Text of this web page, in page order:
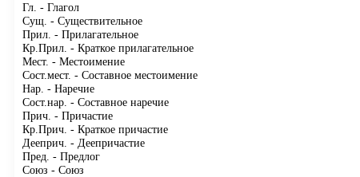
Гл. - Глагол
Сущ. - Существительное
Прил. - Прилагательное
Кр.Прил. - Краткое прилагательное
Мест. - Местоимение
Сост.мест. - Составное местоимение
Нар. - Наречие
Сост.нар. - Составное наречие
Прич. - Причастие
Кр.Прич. - Краткое причастие
Дееприч. - Деепричастие
Пред. - Предлог
Союз - Союз